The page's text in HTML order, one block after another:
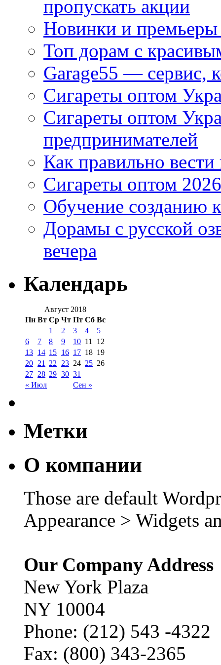
пропускать акции
Новинки и
Топ дорам с
Garage55 — сервис,
Сигареты оптом
Сигареты оптом
предпринимателей
Как правильно
Сигареты оптом
Обучение созданию
Дорамы с русской
вечера
Календарь
Август 2018
Пн Вт Ср Чт Пт Сб Вс
« Июл Сен »
1 2 3 4
5
6
7 8 9 10 11
12
13 14 15 16 17 18 19
20 21 22 23 24 25 26
27 28 29 30 31
Метки
О компании
Those are default
Appearance > Widgets
Our Company Address
New York Plaza
NY 10004
Phone: (212) 543 -4322
Fax: (800) 343-2365